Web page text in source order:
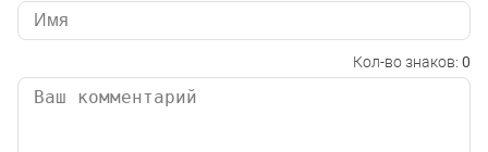
Кол-во знаков: 0